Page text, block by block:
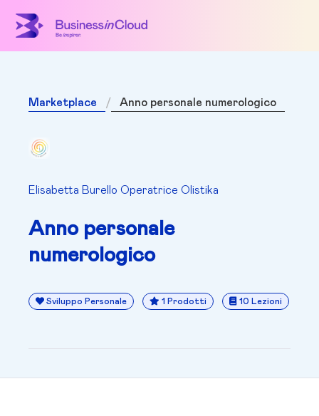
Marketplace Anno personale numerologico
Elisabetta Burello Operatrice Olistika
Anno personale
numerologico
Sviluppo Personale 1 Prodotti 10 Lezioni